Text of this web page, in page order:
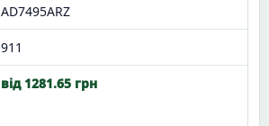
AD7495ARZ
911
від 1281.65 грн